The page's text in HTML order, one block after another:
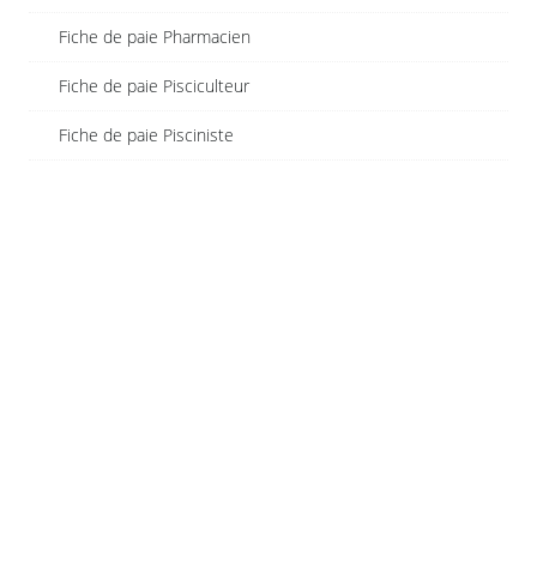
Fiche de paie Pharmacien
Fiche de paie Pisciculteur
Fiche de paie Pisciniste